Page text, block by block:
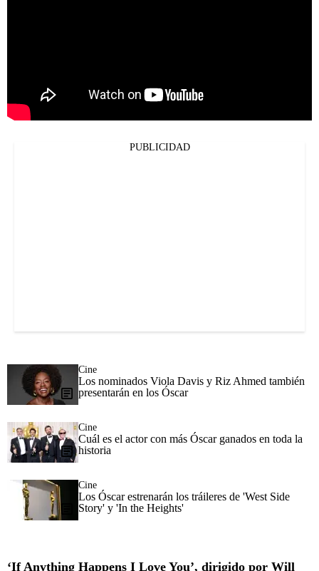
PUBLICIDAD
Cine
Los nominados Viola Davis y Riz Ahmed también
presentarán en los Óscar
Cine
Cuál es el actor con más Óscar ganados en toda la
historia
Cine
Los Óscar estrenarán los tráileres de 'West Side
Story' y 'In the Heights'
‘If Anything Happens I Love You’, dirigido por Will